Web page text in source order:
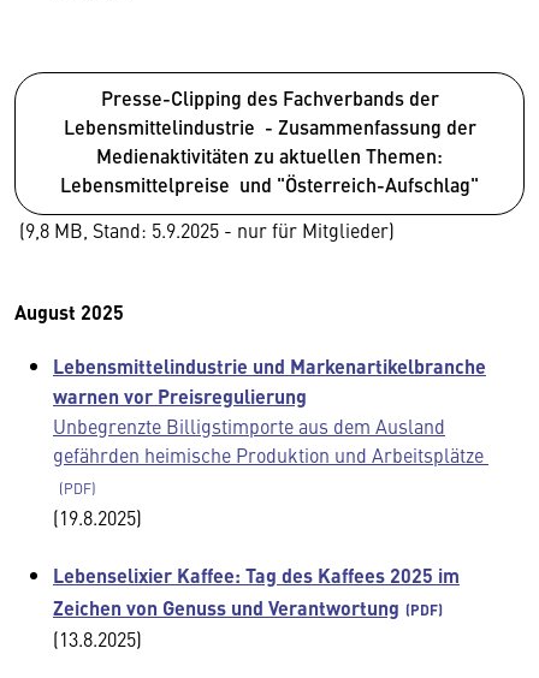
Presse-Clipping des Fachverbands der
Lebensmittelindustrie - Zusammenfassung der
Medienaktivitäten zu aktuellen Themen:
Lebensmittelpreise und "Österreich-Aufschlag"
(9,8 MB, Stand: 5.9.2025 - nur für Mitglieder)
August 2025
Lebensmittelindustrie und Markenartikelbranche
warnen vor Preisregulierung
Unbegrenzte Billigstimporte aus dem Ausland
gefährden heimische Produktion und Arbeitsplätze
(19.8.2025)
Lebenselixier Kaffee: Tag des Kaffees 2025 im
Zeichen von Genuss und Verantwortung
(13.8.2025)